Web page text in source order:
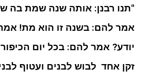
"תנו רבנן: אותה שנה שמת בה
אמר להם: בשנה זו הוא מת!
יודע? אמר להם: בכל יום
זקן אחד לבוש לבנים ועטוף